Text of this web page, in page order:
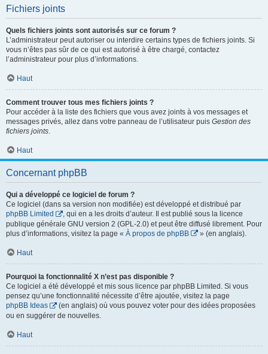
Fichiers joints
Quels fichiers joints sont autorisés sur ce forum ?
L’administrateur peut autoriser ou interdire certains types de fichiers joints. Si
vous n’êtes pas sûr de ce qui est autorisé à être chargé, contactez
l’administrateur pour plus d’informations.
Haut
Comment trouver tous mes fichiers joints ?
Pour accéder à la liste des fichiers que vous avez joints à vos messages et
messages privés, allez dans votre panneau de l’utilisateur puis Gestion des
fichiers joints.
Haut
Concernant phpBB
Qui a développé ce logiciel de forum ?
Ce logiciel (dans sa version non modifiée) est développé et distribué par
phpBB Limited
, qui en a les droits d’auteur. Il est publié sous la licence
publique générale GNU version 2 (GPL-2.0) et peut être diffusé librement. Pour
plus d’informations, visitez la page « À propos de phpBB » (en anglais).
Haut
Pourquoi la fonctionnalité X n’est pas disponible ?
Ce logiciel a été développé et mis sous licence par phpBB Limited. Si vous
pensez qu’une fonctionnalité nécessite d’être ajoutée, visitez la page
phpBB Ideas
(en anglais) où vous pouvez voter pour des idées proposées
ou en suggérer de nouvelles.
Haut